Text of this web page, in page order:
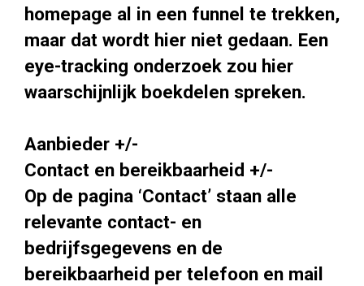
homepage al in een funnel te trekken,
maar dat wordt hier niet gedaan. Een
eye-tracking onderzoek zou hier
waarschijnlijk boekdelen spreken.
Aanbieder +/-
Contact en bereikbaarheid +/-
Op de pagina ‘Contact’ staan alle
relevante contact- en
bedrijfsgegevens en de
bereikbaarheid per telefoon en mail